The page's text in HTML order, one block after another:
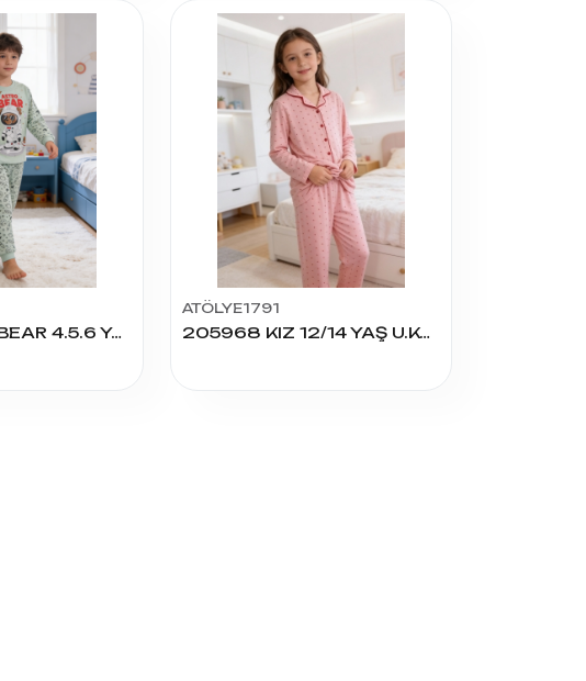
4106 ASTRO BEAR 4.5.6 YAŞ 2'Lİ TAKIM
ATÖLYE1791
205968 KIZ 12/14 YAŞ U.KOL PİJAMA TAKIM